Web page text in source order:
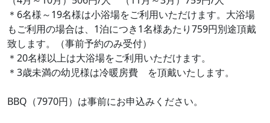
＊6名様～19名様は小浴場をご利用いただけます。大浴場
もご利用の場合は、1泊につき1名様あたり759円別途頂戴
致します。（事前予約のみ受付）
＊20名様以上は大浴場をご利用いただけます。
＊3歳未満の幼児様は冷暖房費 を頂戴いたします。
BBQ（7970円）は事前にお申込みください。